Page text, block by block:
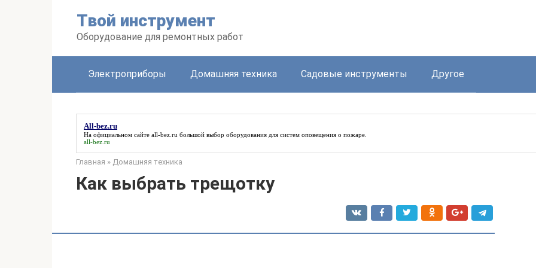
Твой инструмент
Оборудование для ремонтных работ
Электроприборы Домашняя техника Садовые инструменты Другое
All-bez.ru
На официальном сайте all-bez.ru большой выбор оборудования для систем оповещения о пожаре.
all-bez.ru
Главная » Домашняя техника
Как выбрать трещотку